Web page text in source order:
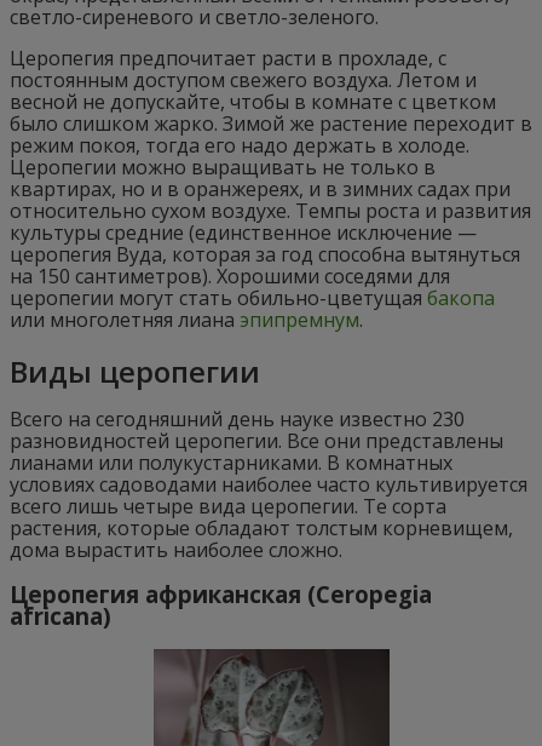
светло-сиреневого и светло-зеленого.
Церопегия предпочитает расти в прохладе, с
постоянным доступом свежего воздуха. Летом и
весной не допускайте, чтобы в комнате с цветком
было слишком жарко. Зимой же растение переходит в
режим покоя, тогда его надо держать в холоде.
Церопегии можно выращивать не только в
квартирах, но и в оранжереях, и в зимних садах при
относительно сухом воздухе. Темпы роста и развития
культуры средние (единственное исключение —
церопегия Вуда, которая за год способна вытянуться
на 150 сантиметров). Хорошими соседями для
церопегии могут стать обильно-цветущая бакопа
или многолетняя лиана эпипремнум.
Виды церопегии
Всего на сегодняшний день науке известно 230
разновидностей церопегии. Все они представлены
лианами или полукустарниками. В комнатных
условиях садоводами наиболее часто культивируется
всего лишь четыре вида церопегии. Те сорта
растения, которые обладают толстым корневищем,
дома вырастить наиболее сложно.
Церопегия африканская (Ceropegia
africana)